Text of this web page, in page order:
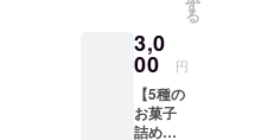
しま
す。 ※
備考欄
にご支
援者様
いただ
きま
す。
【感謝
を込め
前を入
れてく
ださ
い。 初
めての
賛同く
ださり
ありが
とうご
ざいま
す。 ご
す
る
3,0
00 円
【5種の
お菓子
詰め合